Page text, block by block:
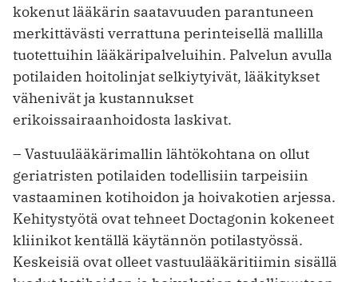
kokenut lääkärin saatavuuden parantuneen
merkittävästi verrattuna perinteisellä mallilla
tuotettuihin lääkäripalveluihin. Palvelun avulla
potilaiden hoitolinjat selkiytyivät, lääkitykset
vähenivät ja kustannukset
erikoissairaanhoidosta laskivat.
– Vastuulääkärimallin lähtökohtana on ollut
geriatristen potilaiden todellisiin tarpeisiin
vastaaminen kotihoidon ja hoivakotien arjessa.
Kehitystyötä ovat tehneet Doctagonin kokeneet
kliinikot kentällä käytännön potilastyössä.
Keskeisiä ovat olleet vastuulääkäritiimin ­sisällä